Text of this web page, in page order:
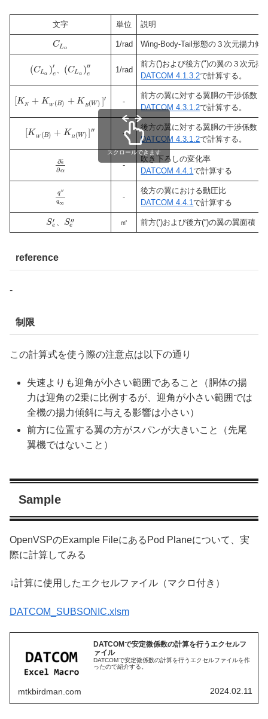
文字 単位 説明
CLα 1/rad Wing-Body-Tail形態の３次元揚力傾
(CLα )′
e 、 (CLα )′′
e 1/rad
前方(')および後方(")の翼の３次元揚
DATCOM 4.1.3.2で計算する。
KN + K W (B) + K B(W) ]′ -
前方の翼に対する翼胴の干渉係数
DATCOM 4.3.1.2で計算する。
[K W (B) + KB (W)]′′ -
後方の翼に対する翼胴の干渉係数
DATCOM 4.3.1.2で計算する。
∂ϵ¯
∂α
-
吹き下ろしの変化率
DATCOM 4.4.1で計算する
q′′
q∞
-
後方の翼における動圧比
DATCOM 4.4.1で計算する
S′
e 、 S′′
e ㎡ 前方(‘)および後方(“)の翼の翼面積（
スクロールできます
reference
-
制限
この計算式を使う際の注意点は以下の通り
失速よりも迎角が小さい範囲であること（胴体の揚
力は迎角の2乗に比例するが、迎角が小さい範囲では
全機の揚力傾斜に与える影響は小さい）
前方に位置する翼の方がスパンが大きいこと（先尾
翼機ではないこと）
Sample
OpenVSPのExample FileにあるPod Planeについて、実
際に計算してみる
↓計算に使用したエクセルファイル（マクロ付き）
DATCOM_SUBSONIC.xlsm
DATCOMで安定微係数の計算を行うエクセルフ
ァイル
DATCOMで安定微係数の計算を行うエクセルファイルを作
ったので紹介する。
mtkbirdman.com 2024.02.11